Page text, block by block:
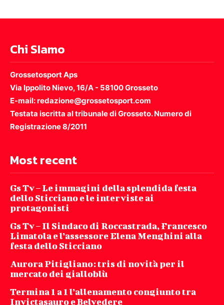
Chi SIamo
Grossetosport Aps
Via Ippolito Nievo, 16/A - 58100 Grosseto
E-mail: redazione@grossetosport.com
Testata iscritta al tribunale di Grosseto. Numero di
Registrazione 8/2011
Most recent
Gs Tv – Le immagini della splendida festa
dello Sticciano e le interviste ai
protagonisti
Gs Tv – Il Sindaco di Roccastrada, Francesco
Limatola e l’assessore Elena Menghini alla
festa dello Sticciano
Aurora Pitigliano: tris di novità per il
mercato dei gialloblù
Termina 1 a 1 l’allenamento congiunto tra
Invictasauro e Belvedere